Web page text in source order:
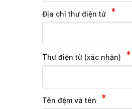
Địa chỉ thư điện tử
Thư điện tử (xác nhận)
Tên đệm và tên